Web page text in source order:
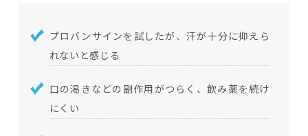
プロバンサインを試したが、汗が十分に抑えら
れないと感じる
口の渇きなどの副作用がつらく、飲み薬を続け
にくい